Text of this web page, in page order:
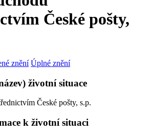
České pošty,
znění Úplné znění
životní situace
České pošty, s.p.
k životní situaci